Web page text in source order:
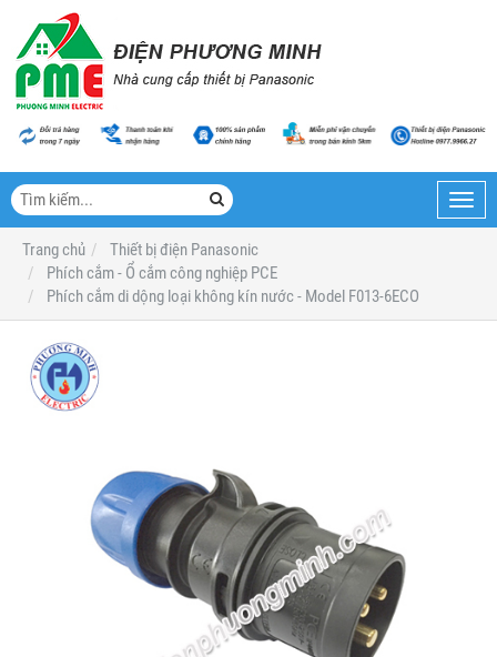
Trang chủ
Thiết bị điện Panasonic
Phích cắm - Ổ cắm công nghiệp PCE
Phích cắm di dộng loại không kín nước - Model F013-6ECO